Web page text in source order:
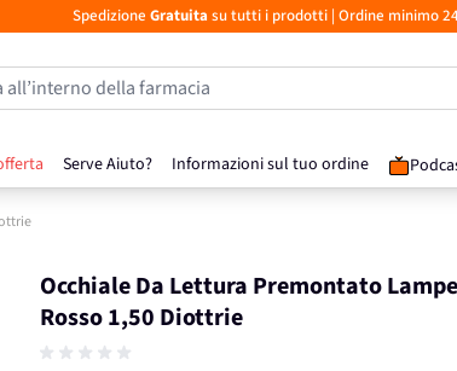
Spedizione Gratuita su tutti i prodotti| Ordine minimo
Serve Aiuto? Informazioni sul tuo ordine
all’interno della farmacia
Occhiale Da Lettura Premontato
Rosso 1,50 Diottrie